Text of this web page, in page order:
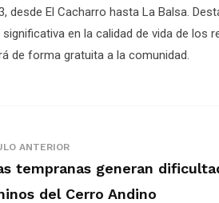
desde El Cacharro hasta La Balsa.
en la calidad de vida de los
de forma gratuita a la comunidad.
ANTERIOR
tempranas generan
del Cerro Andino